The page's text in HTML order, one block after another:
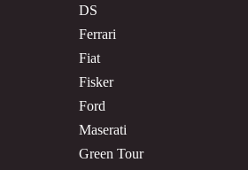
DS
Ferrari
Fiat
Fisker
Ford
Maserati
Green Tour